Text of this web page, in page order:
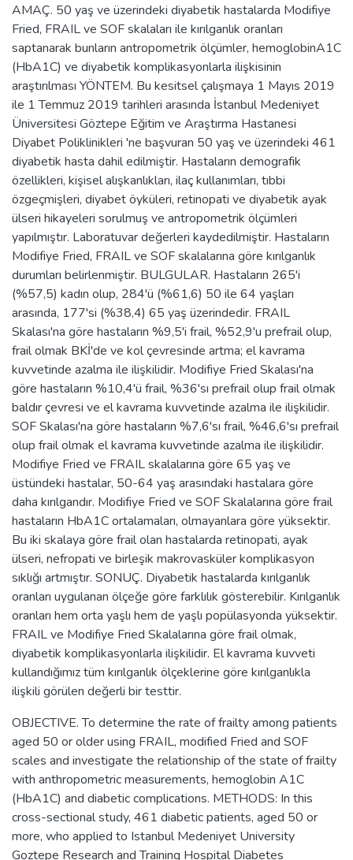
AMAÇ. 50 yaş ve üzerindeki diyabetik hastalarda Modifiye
Fried, FRAIL ve SOF skalaları ile kırılganlık oranları
saptanarak bunların antropometrik ölçümler, hemoglobinA1C
(HbA1C) ve diyabetik komplikasyonlarla ilişkisinin
araştırılması YÖNTEM. Bu kesitsel çalışmaya 1 Mayıs 2019
ile 1 Temmuz 2019 tarihleri arasında İstanbul Medeniyet
Üniversitesi Göztepe Eğitim ve Araştırma Hastanesi
Diyabet Poliklinikleri 'ne başvuran 50 yaş ve üzerindeki 461
diyabetik hasta dahil edilmiştir. Hastaların demografik
özellikleri, kişisel alışkanlıkları, ilaç kullanımları, tıbbi
özgeçmişleri, diyabet öyküleri, retinopati ve diyabetik ayak
ülseri hikayeleri sorulmuş ve antropometrik ölçümleri
yapılmıştır. Laboratuvar değerleri kaydedilmiştir. Hastaların
Modifiye Fried, FRAIL ve SOF skalalarına göre kırılganlık
durumları belirlenmiştir. BULGULAR. Hastaların 265'i
(%57,5) kadın olup, 284'ü (%61,6) 50 ile 64 yaşları
arasında, 177'si (%38,4) 65 yaş üzerindedir. FRAIL
Skalası'na göre hastaların %9,5'i frail, %52,9'u prefrail olup,
frail olmak BKİ'de ve kol çevresinde artma; el kavrama
kuvvetinde azalma ile ilişkilidir. Modifiye Fried Skalası'na
göre hastaların %10,4'ü frail, %36'sı prefrail olup frail olmak
baldır çevresi ve el kavrama kuvvetinde azalma ile ilişkilidir.
SOF Skalası'na göre hastaların %7,6'sı frail, %46,6'sı prefrail
olup frail olmak el kavrama kuvvetinde azalma ile ilişkilidir.
Modifiye Fried ve FRAIL skalalarına göre 65 yaş ve
üstündeki hastalar, 50-64 yaş arasındaki hastalara göre
daha kırılgandır. Modifiye Fried ve SOF Skalalarına göre frail
hastaların HbA1C ortalamaları, olmayanlara göre yüksektir.
Bu iki skalaya göre frail olan hastalarda retinopati, ayak
ülseri, nefropati ve birleşik makrovasküler komplikasyon
sıklığı artmıştır. SONUÇ. Diyabetik hastalarda kırılganlık
oranları uygulanan ölçeğe göre farklılık gösterebilir. Kırılganlık
oranları hem orta yaşlı hem de yaşlı popülasyonda yüksektir.
FRAIL ve Modifiye Fried Skalalarına göre frail olmak,
diyabetik komplikasyonlarla ilişkilidir. El kavrama kuvveti
kullandığımız tüm kırılganlık ölçeklerine göre kırılganlıkla
ilişkili görülen değerli bir testtir.
OBJECTIVE. To determine the rate of frailty among patients
aged 50 or older using FRAIL, modified Fried and SOF
scales and investigate the relationship of the state of frailty
with anthropometric measurements, hemoglobin A1C
(HbA1C) and diabetic complications. METHODS: In this
cross-sectional study, 461 diabetic patients, aged 50 or
more, who applied to Istanbul Medeniyet University
Goztepe Research and Training Hospital Diabetes